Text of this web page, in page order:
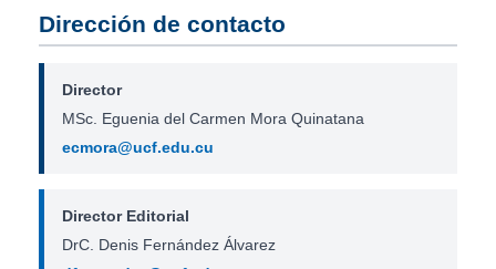
Dirección de contacto
Director
MSc. Eguenia del Carmen Mora Quinatana
ecmora@ucf.edu.cu
Director Editorial
DrC. Denis Fernández Álvarez